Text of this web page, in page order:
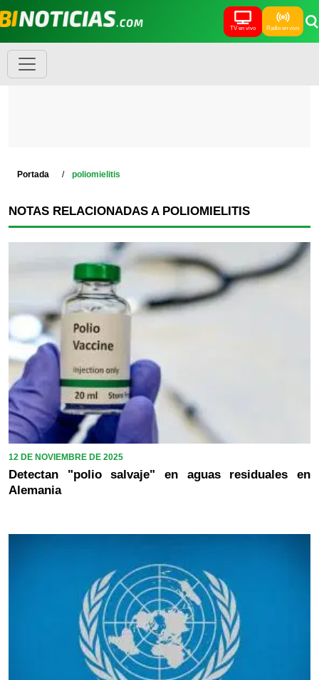
TV en vivo Radio en vivo
Portada poliomielitis
NOTAS RELACIONADAS A POLIOMIELITIS
12 DE NOVIEMBRE DE 2025
Detectan "polio salvaje" en aguas residuales en
Alemania